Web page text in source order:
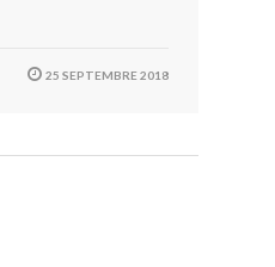
25 SEPTEMBRE 2018